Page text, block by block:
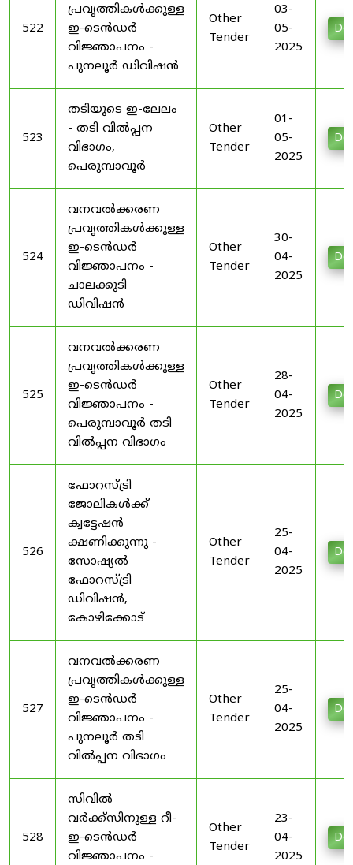
522
പ്രവൃത്തികൾക്കുള്ള
ഇ-ടെൻഡർ
വിജ്ഞാപനം -
പുനലൂർ ഡിവിഷൻ
Other
Tender
03-
05-
2025
523
തടിയുടെ ഇ-ലേലം
- തടി വിൽപ്പന
വിഭാഗം,
പെരുമ്പാവൂർ
Other
Tender
01-
05-
2025
524
വനവൽക്കരണ
പ്രവൃത്തികൾക്കുള്ള
ഇ-ടെൻഡർ
വിജ്ഞാപനം -
ചാലക്കുടി
ഡിവിഷൻ
Other
Tender
30-
04-
2025
525
വനവൽക്കരണ
പ്രവൃത്തികൾക്കുള്ള
ഇ-ടെൻഡർ
വിജ്ഞാപനം -
പെരുമ്പാവൂർ തടി
വിൽപ്പന വിഭാഗം
Other
Tender
28-
04-
2025
526
ഫോറസ്ട്രി
ജോലികൾക്ക്
ക്വട്ടേഷൻ
ക്ഷണിക്കുന്നു -
സോഷ്യൽ
ഫോറസ്ട്രി
ഡിവിഷൻ,
കോഴിക്കോട്
Other
Tender
25-
04-
2025
527
വനവൽക്കരണ
പ്രവൃത്തികൾക്കുള്ള
ഇ-ടെൻഡർ
വിജ്ഞാപനം -
പുനലൂർ തടി
വിൽപ്പന വിഭാഗം
Other
Tender
25-
04-
2025
528
സിവിൽ
വർക്ക്സിനുള്ള റീ-
ഇ-ടെൻഡർ
വിജ്ഞാപനം -
Other
Tender
23-
04-
2025